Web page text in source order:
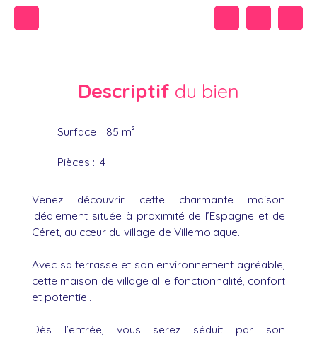
Descriptif du bien
Surface : 85 m²
Pièces : 4
Venez découvrir cette charmante maison
idéalement située à proximité de l’Espagne et de
Céret, au cœur du village de Villemolaque.
Avec sa terrasse et son environnement agréable,
cette maison de village allie fonctionnalité, confort
et potentiel.
Dès l’entrée, vous serez séduit par son